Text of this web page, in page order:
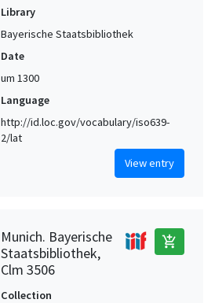
Library
Bayerische Staatsbibliothek
Date
um 1300
Language
http://id.loc.gov/vocabulary/iso639-
2/lat
View entry
Munich. Bayerische
Staatsbibliothek,
Clm 3506
add_shopping_cart
Collection